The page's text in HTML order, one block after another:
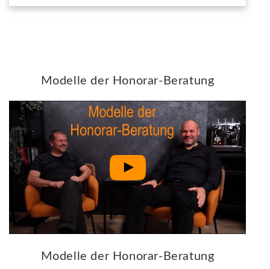
Modelle der Honorar-Beratung
Modelle der Honorar-Beratung